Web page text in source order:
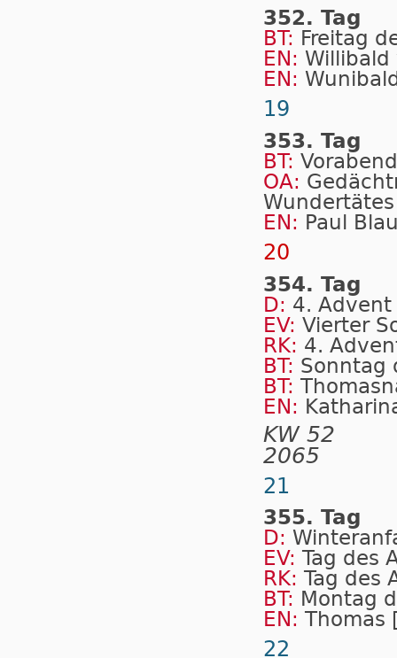
352. Tag
BT: Freitag
EN:
EN:
19
353. Tag
BT:
OA:
EN: Paul
20
354. Tag
D: 4. Advent
EV: Vierter
RK: 4.
BT: Sonntag
BT:
EN:
KW 52
2065
21
355. Tag
D:
EV: Tag des
RK: Tag des
BT: Montag
EN: Thomas
22